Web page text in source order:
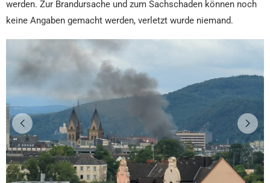
werden. Zur Brandursache und zum Sachschaden können noch
keine Angaben gemacht werden, verletzt wurde niemand.